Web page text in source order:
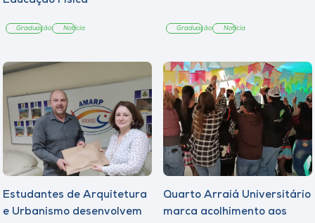
Graduação Notícia Graduação Notícia
Estudantes de Arquitetura
e Urbanismo desenvolvem
Quarto Arraiá Universitário
marca acolhimento aos